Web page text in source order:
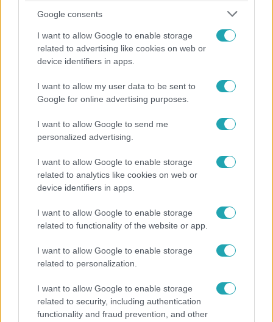
Google consents
I want to allow Google to enable storage
related to advertising like cookies on web or
device identifiers in apps.
I want to allow my user data to be sent to
Google for online advertising purposes.
I want to allow Google to send me
personalized advertising.
I want to allow Google to enable storage
related to analytics like cookies on web or
device identifiers in apps.
I want to allow Google to enable storage
related to functionality of the website or app.
I want to allow Google to enable storage
related to personalization.
I want to allow Google to enable storage
related to security, including authentication
functionality and fraud prevention, and other
Gazdaság
2022. március 29. 11:45
Kreml: Ha az európai országok nem hajlandók
rubelben fizetni, akkor „nem lesz ingyen gáz”